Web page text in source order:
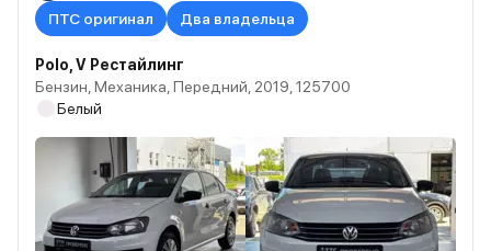
ПТС оригинал Два владельца
Polo, V Рестайлинг
Бензин, Механика, Передний, 2019, 125700
Белый